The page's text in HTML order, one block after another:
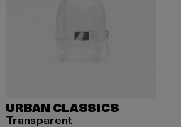
URBAN CLASSICS
Transparent